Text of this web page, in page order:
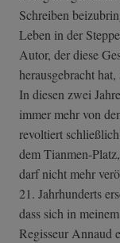
Schreiben
Leben in der
Autor, der diese
herausgebracht
In diesen zwei
immer mehr von
revoltiert
dem Tianmen-
darf nicht mehr
21. Jahrhunderts
dass sich in
Regisseur Annaud